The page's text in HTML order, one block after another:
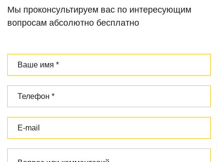
Мы проконсультируем вас по интересующим
вопросам абсолютно бесплатно